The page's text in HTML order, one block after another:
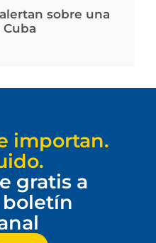
sobre una
Cuba
importan.
gratis a